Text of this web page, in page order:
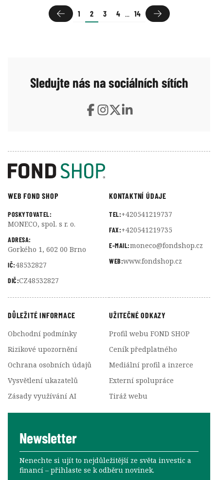
americké midterms, které mohou ovlivnit náladu na
trzích i další směřování ekonomiky.
1 2 3 4 14
Sledujte nás na sociálních sítích
WEB FOND SHOP
POSKYTOVATEL:
MONECO, spol. s r. o.
ADRESA:
Gorkého 1, 602 00 Brno
IČ:48532827
DIČ:CZ48532827
KONTAKTNÍ ÚDAJE
TEL:+420541219737
FAX:+420541219735
E-MAIL:moneco@fondshop.cz
WEB:www.fondshop.cz
DŮLEŽITÉ INFORMACE
Obchodní podmínky
Rizikové upozornění
Ochrana osobních údajů
Vysvětlení ukazatelů
Zásady využívání AI
UŽITEČNÉ ODKAZY
Profil webu FOND SHOP
Ceník předplatného
Mediální profil a inzerce
Externí spolupráce
Tiráž webu
Newsletter
Nenechte si ujít to nejdůležitější ze světa investic a
financí –⁠⁠⁠⁠⁠⁠ přihlaste se k odběru novinek.